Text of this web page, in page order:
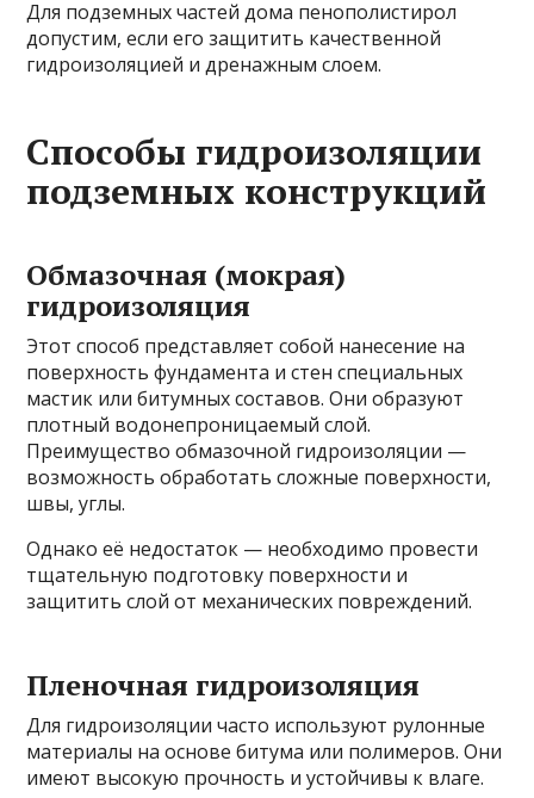
Для подземных частей дома пенополистирол
допустим, если его защитить качественной
гидроизоляцией и дренажным слоем.
Способы гидроизоляции
подземных конструкций
Обмазочная (мокрая)
гидроизоляция
Этот способ представляет собой нанесение на
поверхность фундамента и стен специальных
мастик или битумных составов. Они образуют
плотный водонепроницаемый слой.
Преимущество обмазочной гидроизоляции —
возможность обработать сложные поверхности,
швы, углы.
Однако её недостаток — необходимо провести
тщательную подготовку поверхности и
защитить слой от механических повреждений.
Пленочная гидроизоляция
Для гидроизоляции часто используют рулонные
материалы на основе битума или полимеров. Они
имеют высокую прочность и устойчивы к влаге.